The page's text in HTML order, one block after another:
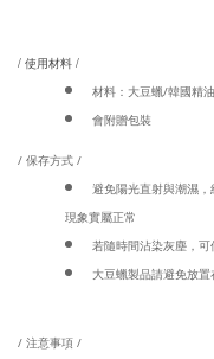
/ 使用材料 /
材料：大豆蠟/韓國精
會附贈包裝
/ 保存方式 /
避免陽光直射與潮濕
現象實屬正常
若隨時間沾染灰塵，可
大豆蠟製品請避免放
/ 注意事項 /